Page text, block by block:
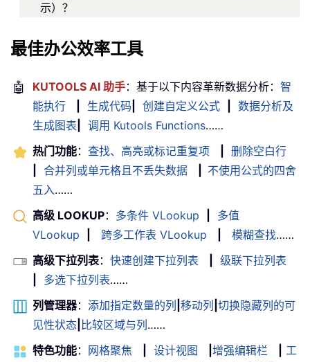
示）？
最佳办公效率工具
🤖 KUTOOLS AI 助手：基于以下内容革新数据分析： 智
能执行
生成代码 创建自定义公式
数据分析及
生成图表
调用 Kutools Functions……
热门功能： 查找、高亮或标记重复项
删除空白行
合并列或单元格且不丢失数据
不使用公式的四舍
五入……
高级 LOOKUP： 多条件 VLookup
多值
VLookup
跨多工作表 VLookup 模糊查找……
高级下拉列表： 快速创建下拉列表
级联下拉列表
多选下拉列表……
列管理器： 添加指定数量的列 移动列 切换隐藏列的可
见性状态 比较区域与列 ……
特色功能： 网格聚焦 设计视图 增强编辑栏
工